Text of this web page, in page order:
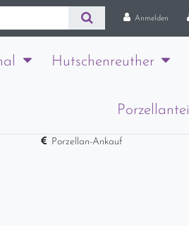
Anmelden
Hutschenreuther
Porzellan-Ankauf